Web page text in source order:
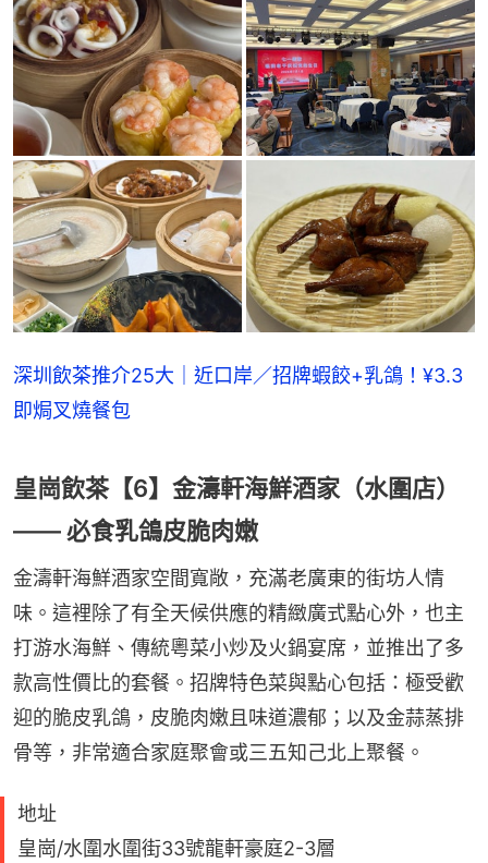
深圳飲茶推介25大｜近口岸／招牌蝦餃+乳鴿！¥3.3
即焗叉燒餐包
皇崗飲茶【6】金濤軒海鮮酒家（水圍店）
—— 必食乳鴿皮脆肉嫩
金濤軒海鮮酒家空間寬敞，充滿老廣東的街坊人情
味。這裡除了有全天候供應的精緻廣式點心外，也主
打游水海鮮、傳統粵菜小炒及火鍋宴席，並推出了多
款高性價比的套餐。招牌特色菜與點心包括：極受歡
迎的脆皮乳鴿，皮脆肉嫩且味道濃郁；以及金蒜蒸排
骨等，非常適合家庭聚會或三五知己北上聚餐。
地址
皇崗/水圍水圍街33號龍軒豪庭2-3層